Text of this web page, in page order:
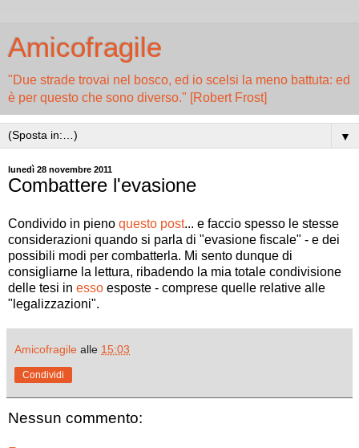
Amicofragile
"Due strade trovai nel bosco, ed io scelsi la meno battuta: ed
è per questo che sono diverso." [Robert Frost]
▼
lunedì 28 novembre 2011
Combattere l'evasione
Condivido in pieno questo post... e faccio spesso le stesse
considerazioni quando si parla di "evasione fiscale" - e dei
possibili modi per combatterla. Mi sento dunque di
consigliarne la lettura, ribadendo la mia totale condivisione
delle tesi in esso esposte - comprese quelle relative alle
"legalizzazioni".
Amicofragile alle 15:03
Condividi
Nessun commento: